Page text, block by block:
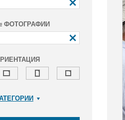
ФОТОГРАФИИ